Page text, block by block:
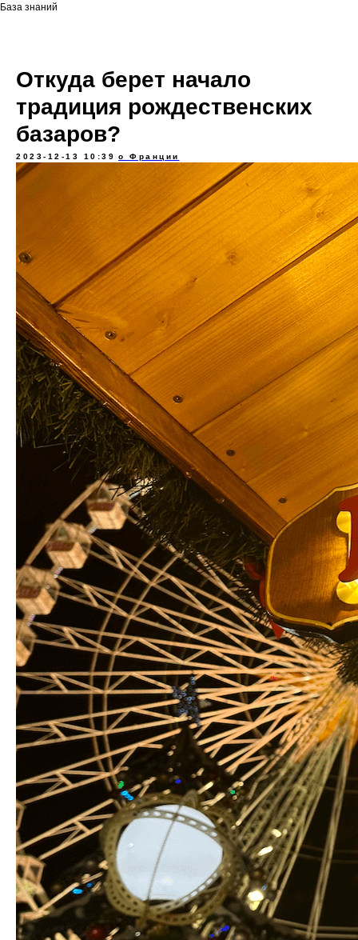
База знаний
Откуда берет начало
традиция рождественских
базаров?
2023-12-13 10:39 о Франции